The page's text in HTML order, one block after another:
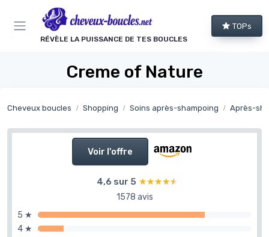
RÉVÈLE LA PUISSANCE DE TES BOUCLES
TOPs
Creme of Nature
Cheveux boucles Shopping Soins après-shampoing Après-
Voir l'offre
4,6 sur 5 ★★★★★
★★★★★
1578 avis
5 ★
4 ★
Panneau de gestion des cookies